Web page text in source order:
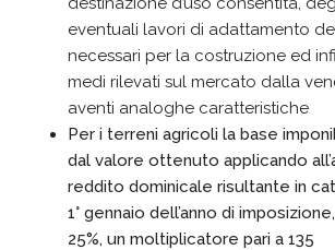
eventuali lavori di adattamento
necessari per la costruzione ed
medi rilevati sul mercato dalla
aventi analoghe caratteristiche
Per i terreni agricoli la base
dal valore ottenuto applicando
reddito dominicale risultante in
1° gennaio dell’anno di
25%, un moltiplicatore pari a 135